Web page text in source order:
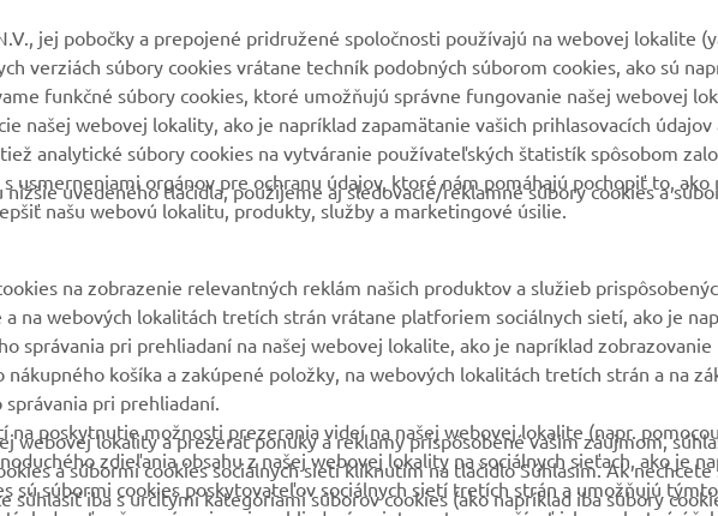
autoškoly
informácie pre
predajcov
Safety Data
Yamaha Music
Yamaha Racing
Yamaha Motor Global
Mobilné aplikácie
Rezervácia na servis
Nájsť predajcu
Nakladaní s použitými
batériami
jej pobočky a prepojené pridružené spoločnosti používajú na webovej lokalite
verziách súbory cookies vrátane techník podobných súborom cookies, ako sú
funkčné súbory cookies, ktoré umožňujú správne fungovanie našej webovej
našej webovej lokality, ako je napríklad zapamätanie vašich prihlasovacích údajov
analytické súbory cookies na vytváranie používateľských štatistík spôsobom
usmerneniami orgánov pre ochranu údajov, ktoré nám pomáhajú pochopiť to, ako
našu webovú lokalitu, produkty, služby a marketingové úsilie.
uvedeného tlačidla, použijeme aj sledovacie/reklamné súbory cookies a
na zobrazenie relevantných reklám našich produktov a služieb
na webových lokalitách tretích strán vrátane platforiem sociálnych sietí, ako je
správania pri prehliadaní na našej webovej lokalite, ako je napríklad
košíka a zakúpené položky, na webových lokalitách tretích strán a na
pri prehliadaní.
na poskytnutie možnosti prezerania videí na našej webovej lokalite (napr.
zdieľania obsahu z našej webovej lokality na sociálnych sieťach, ako je
sú súbormi cookies poskytovateľov sociálnych sietí tretích strán a umožňujú týmto
webovej lokality a prezerať ponuky a reklamy prispôsobené vašim záujmom,
a súbormi cookies sociálnych sietí kliknutím na tlačidlo Súhlasím. Ak nechcete
súhlasiť iba s určitými kategóriami súborov cookies (ako napríklad iba súbory